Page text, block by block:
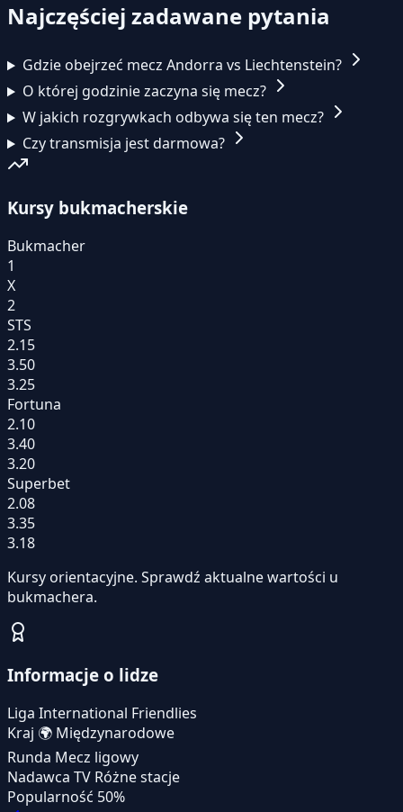
Najczęściej zadawane pytania
Gdzie obejrzeć mecz Andorra vs Liechtenstein?
O której godzinie zaczyna się mecz?
W jakich rozgrywkach odbywa się ten mecz?
Czy transmisja jest darmowa?
Kursy bukmacherskie
Bukmacher
1
X
2
STS
2.15
3.50
3.25
Fortuna
2.10
3.40
3.20
Superbet
2.08
3.35
3.18
Kursy orientacyjne. Sprawdź aktualne wartości u
bukmachera.
Informacje o lidze
Liga International Friendlies
Kraj 🌍 Międzynarodowe
Runda Mecz ligowy
Nadawca TV Różne stacje
Popularność 50%